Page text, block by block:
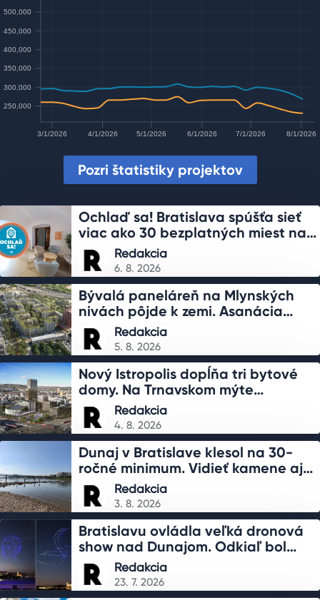
3/1/2026 4/1/2026 5/1/2026 6/1/2026 7/1/2026 8/1/2026
250,000
300,000
350,000
400,000
450,000
500,000
Pozri štatistiky projektov
Ochlaď sa! Bratislava spúšťa sieť
viac ako 30 bezplatných miest na
schladenie
Redakcia
6. 8. 2026
Bývalá paneláreň na Mlynských
nivách pôjde k zemi. Asanácia
nebude podliehať posudzovaniu
vplyvov
Redakcia
5. 8. 2026
Nový Istropolis dopĺňa tri bytové
domy. Na Trnavskom mýte
pribudne takmer 400 bytov
Redakcia
4. 8. 2026
Dunaj v Bratislave klesol na 30-
ročné minimum. Vidieť kamene aj
dno riekyRedakcia
3. 8. 2026
Bratislavu ovládla veľká dronová
show nad Dunajom. Odkiaľ bol
najlepší výhľad
Redakcia
23. 7. 2026